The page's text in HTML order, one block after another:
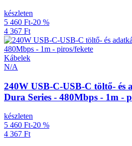
készleten
5 460 Ft-20 %
4 367 Ft
Kábelek
N/A
240W USB-C-USB-C töltő- és
Dura Series - 480Mbps - 1m -
készleten
5 460 Ft-20 %
4 367 Ft